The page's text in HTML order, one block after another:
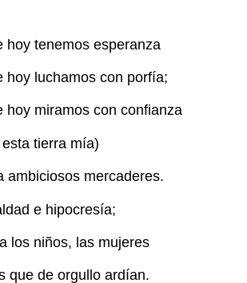
hoy tenemos esperanza
hoy luchamos con porfía;
hoy miramos con confianza
tierra mía)
ambiciosos mercaderes.
e hipocresía;
los niños, las mujeres
que de orgullo ardían.